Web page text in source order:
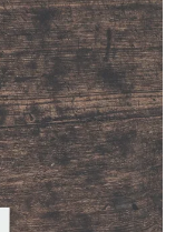
た昔日のポリネシ